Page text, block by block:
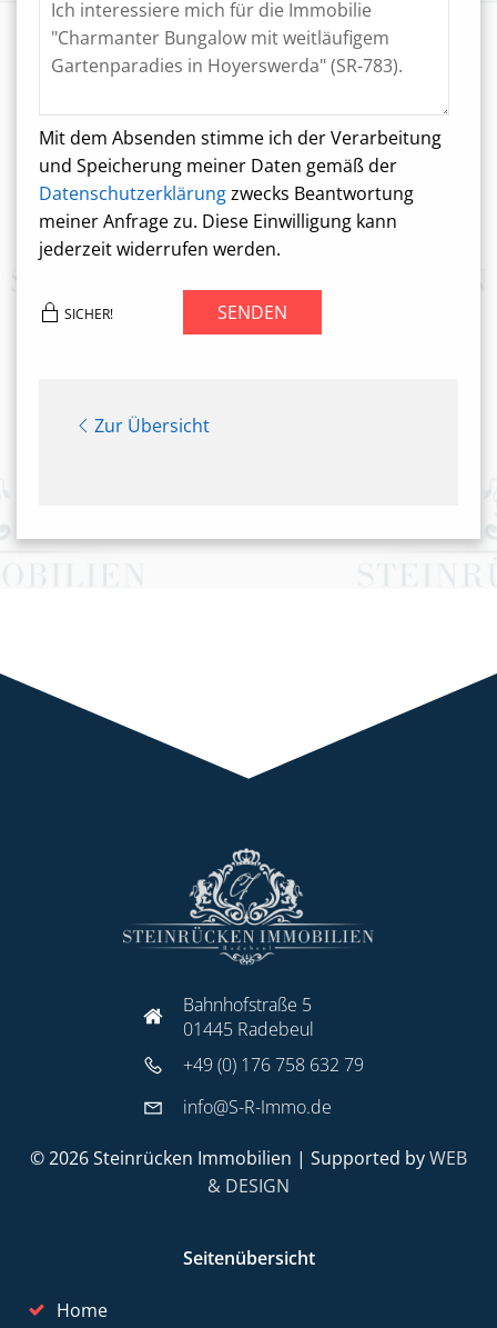
Mit dem Absenden stimme ich der Verarbeitung
und Speicherung meiner Daten gemäß der
Datenschutzerklärungzwecks Beantwortung
meiner Anfrage zu. Diese Einwilligung kann
jederzeit widerrufen werden.
SICHER! SENDEN
Zur Übersicht
Bahnhofstraße 5
01445 Radebeul
+49 (0) 176 758 632 79
info@S-R-Immo.de
© 2026 Steinrücken Immobilien | Supported byWEB
& DESIGN
Seitenübersicht
Home